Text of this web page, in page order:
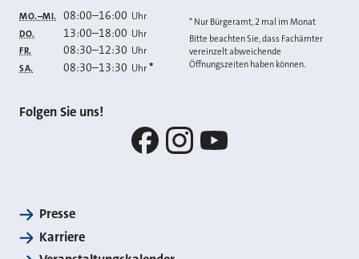
MO.–MI. 08:00–16:00 Uhr
DO. 13:00–18:00 Uhr
FR. 08:30–12:30 Uhr
SA. 08:30–13:30 Uhr *
* Nur Bürgeramt, 2 mal im Monat
Bitte beachten Sie, dass Fachämter
vereinzelt abweichende
Öffnungszeiten haben können.
Folgen Sie uns!
Presse
Karriere